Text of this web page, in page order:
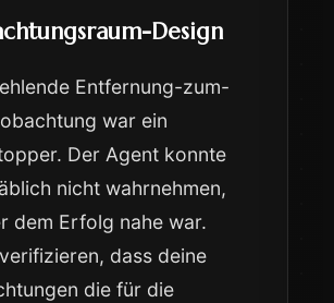
Design
Entfernung-zum-
war ein
Der Agent konnte
nicht wahrnehmen,
dem Erfolg nahe war.
dass deine
die für die